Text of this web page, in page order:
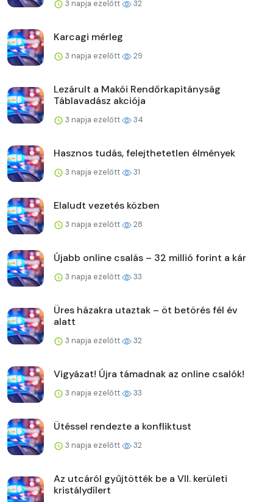
3 napja ezelőtt 32
Karcagi mérleg
3 napja ezelőtt 29
Lezárult a Makói Rendőrkapitányság
Táblavadász akciója
3 napja ezelőtt 34
Hasznos tudás, felejthetetlen élmények
3 napja ezelőtt 31
Elaludt vezetés közben
3 napja ezelőtt 28
Újabb online csalás – 32 millió forint a kár
3 napja ezelőtt 33
Üres házakra utaztak – öt betörés fél év
alatt
3 napja ezelőtt 32
Vigyázat! Újra támadnak az online csalók!
3 napja ezelőtt 33
Ütéssel rendezte a konfliktust
3 napja ezelőtt 32
Az utcáról gyűjtötték be a VII. kerületi
kristálydílert